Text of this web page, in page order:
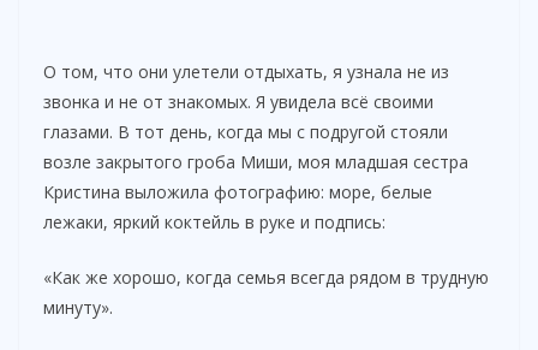
О том, что они улетели отдыхать, я узнала не из
звонка и не от знакомых. Я увидела всё своими
глазами. В тот день, когда мы с подругой стояли
возле закрытого гроба Миши, моя младшая сестра
Кристина выложила фотографию: море, белые
лежаки, яркий коктейль в руке и подпись:
«Как же хорошо, когда семья всегда рядом в трудную
минуту».